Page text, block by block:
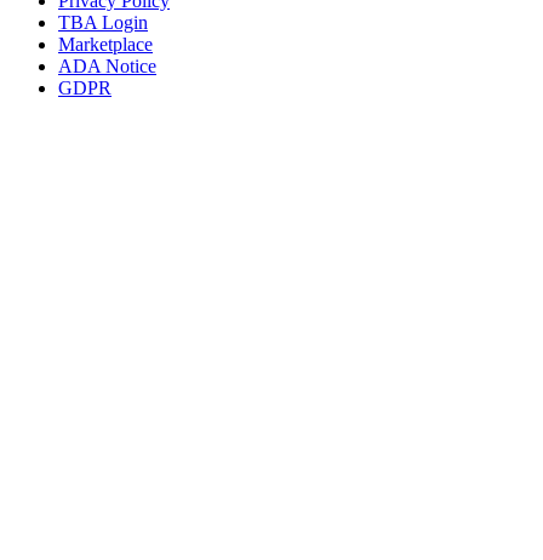
TBA Login
Marketplace
ADA Notice
GDPR